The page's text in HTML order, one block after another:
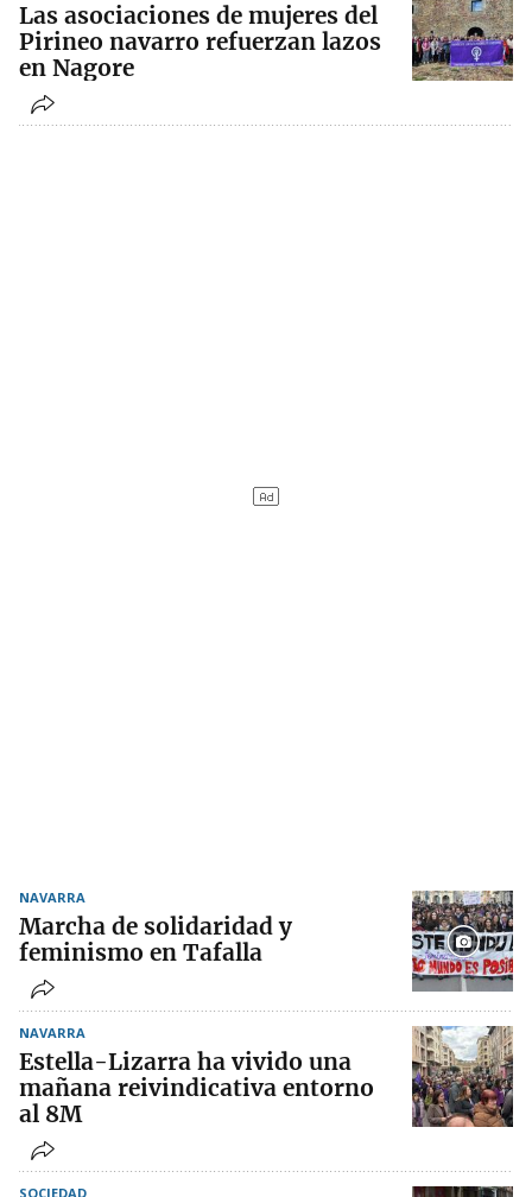
Las asociaciones de mujeres del
Pirineo navarro refuerzan lazos
en Nagore
NAVARRA
Marcha de solidaridad y
feminismo en Tafalla
NAVARRA
Estella-Lizarra ha vivido una
mañana reivindicativa entorno
al 8M
SOCIEDAD